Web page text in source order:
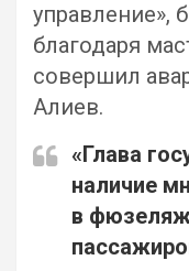
управление»,
благодаря
совершил
Алиев.
«Глава
наличие
в